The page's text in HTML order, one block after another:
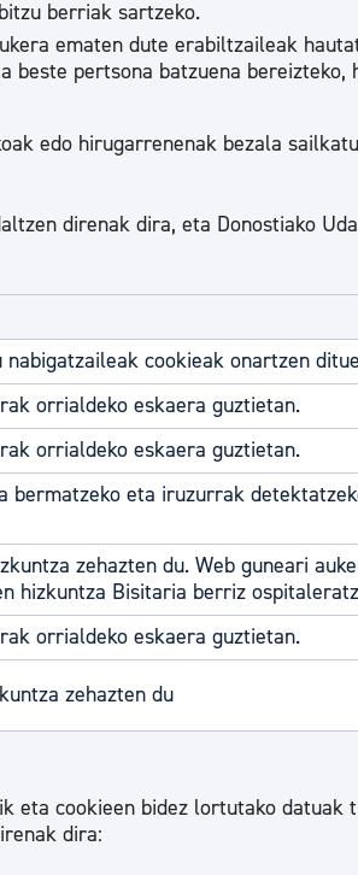
berriak sartzeko.
ematen dute erabiltzaileak
beste pertsona batzuena bereizteko,
edo hirugarrenenak bezala
direnak dira, eta Donostiako
nabigatzaileak cookieak onartzen
orrialdeko eskaera guztietan.
orrialdeko eskaera guztietan.
bermatzeko eta iruzurrak
zehazten du. Web guneari
hizkuntza Bisitaria berriz
orrialdeko eskaera guztietan.
zehazten du
eta cookieen bidez lortutako datuak
dira: